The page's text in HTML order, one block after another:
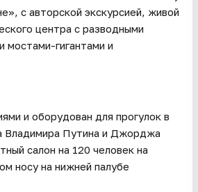
с авторской экскурсией, живой
центра с разводными
мостами-гигантами и
и оборудован для прогулок в
Владимира Путина и Джорджа
салон на 120 человек на
носу на нижней палубе